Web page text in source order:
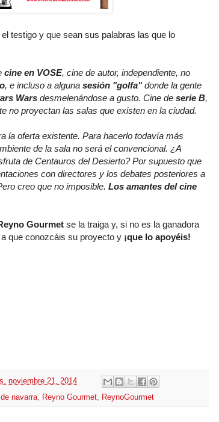
testigo y que sean sus palabras las que lo
cine en VOSE, cine de autor, independiente, no
, e incluso a alguna sesión "golfa"donde la gente
Wars desmelenándose a gusto. Cine de serie B,
no proyectan las salas que existen en la ciudad.
la oferta existente. Para hacerlo todavía más
de la sala no será el convencional. ¿A
de Centauros del Desierto? Por supuesto que
con directores y los debates posteriores a
creo que no imposible. Los amantes del cine
Gourmet se la traiga y, si no es la ganadora
que conozcáis su proyecto y ¡que lo apoyéis!
noviembre 21, 2014
navarra, Reyno Gourmet, ReynoGourmet